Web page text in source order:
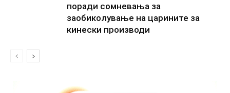
поради сомневања за
заобиколување на царините за
кинески производи